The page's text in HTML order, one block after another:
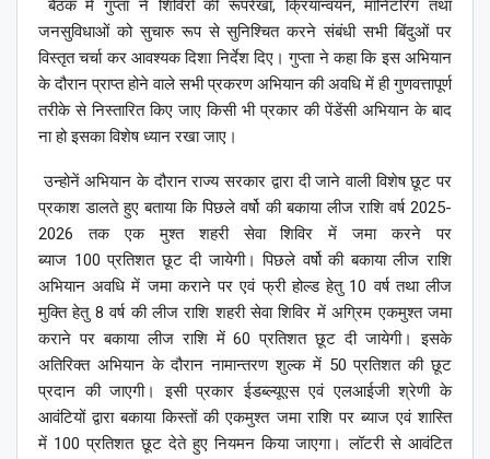
बैठक में गुप्ता ने शिविरों की रूपरेखा, क्रियान्वयन, मॉनिटरिंग तथा
जनसुविधाओं को सुचारु रूप से सुनिश्चित करने संबंधी सभी बिंदुओं पर
विस्तृत चर्चा कर आवश्यक दिशा निर्देश दिए। गुप्ता ने कहा कि इस अभियान
के दौरान प्राप्त होने वाले सभी प्रकरण अभियान की अवधि में ही गुणवत्तापूर्ण
तरीके से निस्तारित किए जाए किसी भी प्रकार की पेंडेंसी अभियान के बाद
ना हो इसका विशेष ध्यान रखा जाए।
उन्होनें अभियान के दौरान राज्य सरकार द्वारा दी जाने वाली विशेष छूट पर
प्रकाश डालते हुए बताया कि पिछले वर्षो की बकाया लीज राशि वर्ष 2025-
2026 तक एक मुश्त शहरी सेवा शिविर में जमा करने पर
ब्याज 100 प्रतिशत छूट दी जायेगी। पिछले वर्षो की बकाया लीज राशि
अभियान अवधि में जमा कराने पर एवं फ्री होल्ड हेतु 10 वर्ष तथा लीज
मुक्ति हेतु 8 वर्ष की लीज राशि शहरी सेवा शिविर में अग्रिम एकमुश्त जमा
कराने पर बकाया लीज राशि में 60 प्रतिशत छूट दी जायेगी। इसके
अतिरिक्त अभियान के दौरान नामान्तरण शुल्क में 50 प्रतिशत की छूट
प्रदान की जाएगी। इसी प्रकार ईडब्ल्यूएस एवं एलआईजी श्रेणी के
आवंटियों द्वारा बकाया किस्तों की एकमुश्त जमा राशि पर ब्याज एवं शास्ति
में 100 प्रतिशत छूट देते हुए नियमन किया जाएगा। लॉटरी से आवंटित